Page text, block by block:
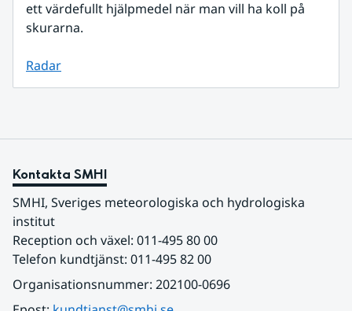
ett värdefullt hjälpmedel när man vill ha koll på
skurarna.
Radar
Kontakta SMHI
SMHI, Sveriges meteorologiska och hydrologiska
institut
Reception och växel: 011-495 80 00
Telefon kundtjänst: 011-495 82 00
Organisationsnummer: 202100-0696